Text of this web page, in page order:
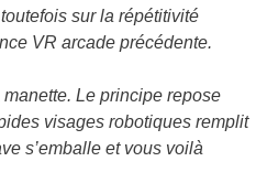
sur la répétitivité
VR arcade précédente.
Le principe repose
visages robotiques remplit
s’emballe et vous voilà